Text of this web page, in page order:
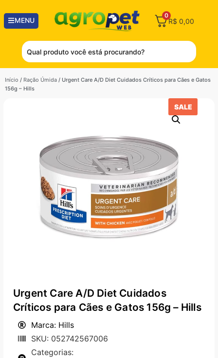
MENU
0
R$ 0,00
Início / Ração Úmida / Urgent Care A/D Diet Cuidados Críticos para Cães e Gatos
156g – Hills
SALE
Urgent Care A/D Diet Cuidados
Críticos para Cães e Gatos 156g – Hills
Marca: Hills
SKU: 052742567006
Categorias: